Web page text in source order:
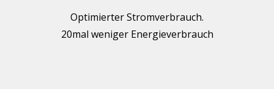
Optimierter Stromverbrauch.
20mal weniger Energieverbrauch